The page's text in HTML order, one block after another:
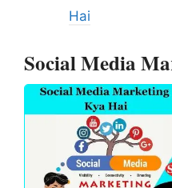
Hai
Social Media